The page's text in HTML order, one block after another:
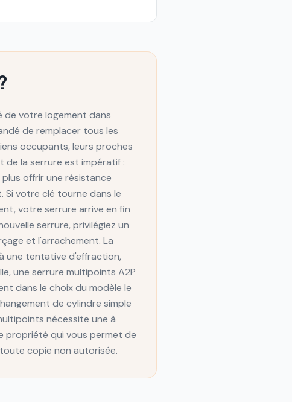
de votre logement dans
de remplacer tous les
occupants, leurs proches
de la serrure est impératif :
offrir une résistance
Si votre clé tourne dans le
votre serrure arrive en fin
serrure, privilégiez un
et l'arrachement. La
une tentative d'effraction,
une serrure multipoints A2P
dans le choix du modèle le
de cylindre simple
nécessite une à
propriété qui vous permet de
copie non autorisée.